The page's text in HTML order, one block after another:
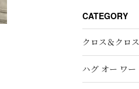
CATEGORY
クロス＆クロス
ハグ オー ワー